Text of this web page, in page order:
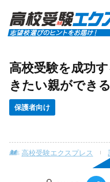
高校受験を成功
きたい親ができ
保護者向け
高校受験エクスプレス